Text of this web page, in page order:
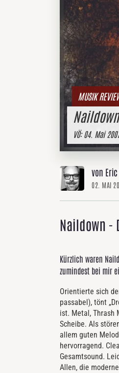
MUSIK
VÖ:04. Mai
von
02. MAI
Naildown -
Kürzlich waren
zumindest bei mir
Orientierte sich
passabel), tönt
ist. Metal, Thrash
Scheibe. Als
allem guten
hervorragend.
Gesamtsound.
Allen, die